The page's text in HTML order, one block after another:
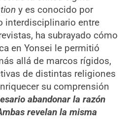
y es conocido por
interdisciplinario entre
ha subrayado cómo
en Yonsei le permitió
allá de marcos rígidos,
de distintas religiones
su comprensión
abandonar la razón
revelan la misma